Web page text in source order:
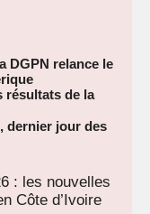
DGPN relance le
résultats de la
dernier jour des
: les nouvelles
Côte d’Ivoire